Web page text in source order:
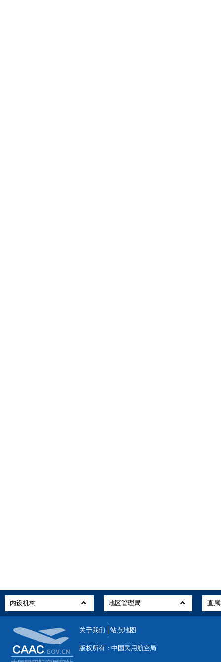
关于我们 站点地图
版权所有：中国民用航空局